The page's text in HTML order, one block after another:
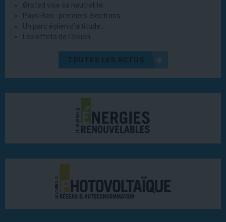
Ørsted vise sa neutralité…
Pays-Bas : premiers électrons…
Un parc éolien d’altitude…
Les effets de l’éolien…
TOUTES LES ACTUS